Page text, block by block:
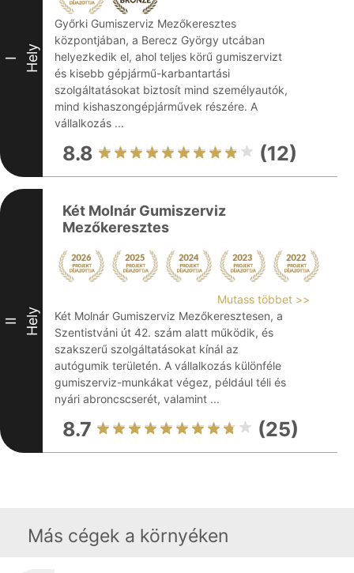
I Hely
Győrki Gumiszerviz Mezőkeresztes
központjában, a Berecz György utcában
helyezkedik el, ahol teljes körű gumiszervizt
és kisebb gépjármű-karbantartási
szolgáltatásokat biztosít mind személyautók,
mind kishaszongépjárművek részére. A
vállalkozás ...
8.8 (12)
II Hely
Két Molnár Gumiszerviz
Mezőkeresztes
Mutass többet >>
Két Molnár Gumiszerviz Mezőkeresztesen, a
Szentistváni út 42. szám alatt működik, és
szakszerű szolgáltatásokat kínál az
autógumik területén. A vállalkozás különféle
gumiszerviz-munkákat végez, például téli és
nyári abroncscserét, valamint ...
8.7 (25)
Más cégek a környéken